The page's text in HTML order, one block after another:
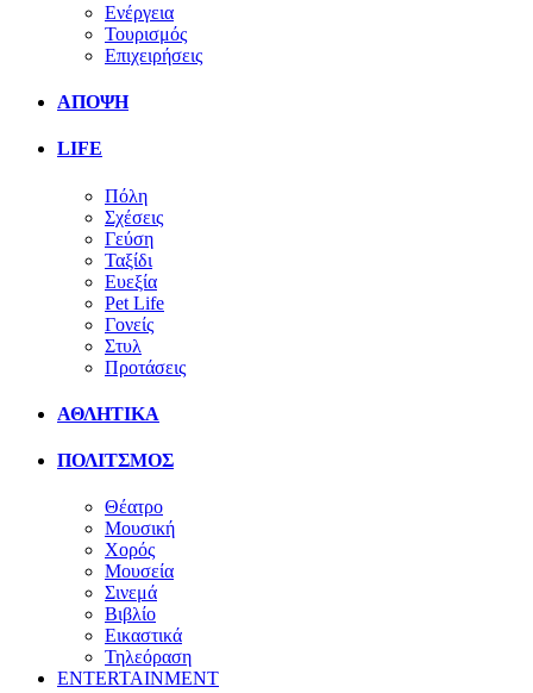
Ενέργεια
Τουρισμός
Επιχειρήσεις
ΑΠΟΨΗ
LIFE
Πόλη
Σχέσεις
Γεύση
Ταξίδι
Ευεξία
Pet Life
Γονείς
Στυλ
Προτάσεις
ΑΘΛΗΤΙΚΑ
ΠΟΛΙΤΣΜΟΣ
Θέατρο
Μουσική
Χορός
Μουσεία
Σινεμά
Βιβλίο
Εικαστικά
Τηλεόραση
ENTERTAINMENT